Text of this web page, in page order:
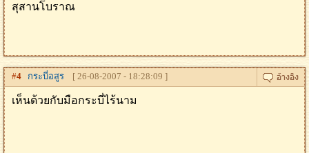
สุสานโบราณ
#4 กระบี่อสูร [ 26-08-2007 - 18:28:09 ]
เห็นด้วยกับมือกระบี่ไร้นาม